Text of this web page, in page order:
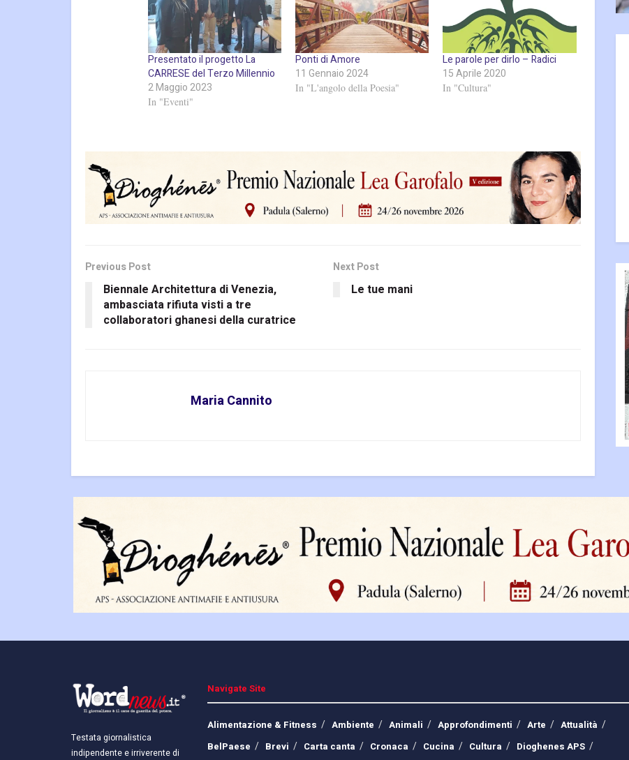
Presentato il progetto La
CARRESE del Terzo Millennio
2 Maggio 2023
In "Eventi"
Ponti di Amore
11 Gennaio 2024
In "L'angolo della Poesia"
Le parole per dirlo – Radici
15 Aprile 2020
In "Cultura"
Previous Post
Biennale Architettura di Venezia,
ambasciata rifiuta visti a tre
collaboratori ghanesi della curatrice
Next Post
Le tue mani
Maria Cannito
Testata giornalistica
indipendente e irriverente di
Navigate Site
Alimentazione & Fitness Ambiente Animali Approfondimenti Arte
Attualità
BelPaese
Brevi Carta canta Cronaca Cucina Cultura Dioghenes APS